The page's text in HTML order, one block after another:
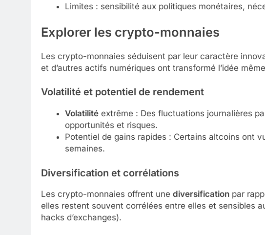
Limites : sensibilité aux politiques monétaires,
Explorer les crypto-monnaies
Les crypto-monnaies séduisent par leur caractère
et d’autres actifs numériques ont transformé l’idée
Volatilité et potentiel de rendement
Volatilitéextrême : Des fluctuations journalières
opportunités et risques.
Potentiel de gains rapides : Certains altcoins ont
semaines.
Diversification et corrélations
Les crypto-monnaies offrent une diversification par
elles restent souvent corrélées entre elles et sensibles
hacks d’exchanges).